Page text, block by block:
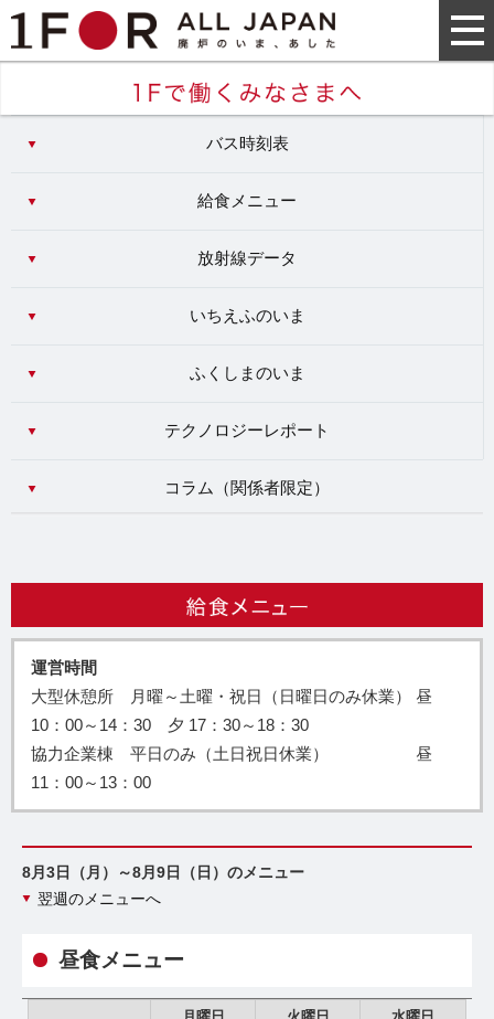
バス時刻表
給食メニュー
放射線データ
いちえふのいま
ふくしまのいま
テクノロジーレポート
コラム（関係者限定）
運営時間
大型休憩所 月曜～土曜・祝日（日曜日のみ休業） 昼
10：00～14：30 夕 17：30～18：30
協力企業棟 平日のみ（土日祝日休業） 昼
11：00～13：00
8月3日（月）～8月9日（日）のメニュー
翌週のメニューへ
昼食メニュー